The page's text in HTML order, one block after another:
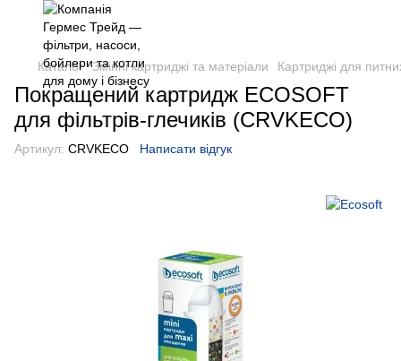
Каталог Змінні картриджі та матеріали Картриджі для
Покращений картридж ECOSOFT
для фільтрів-глечиків (CRVKECO)
Артикул: CRVKECO Написати відгук